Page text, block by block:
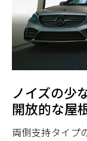
ノイズの少
開放的な屋
両側支持タイプ